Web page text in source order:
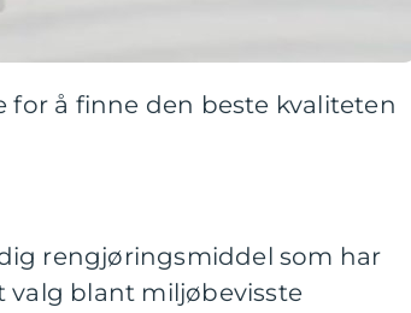
for å finne den beste kvaliteten
rengjøringsmiddel som har
blant miljøbevisste